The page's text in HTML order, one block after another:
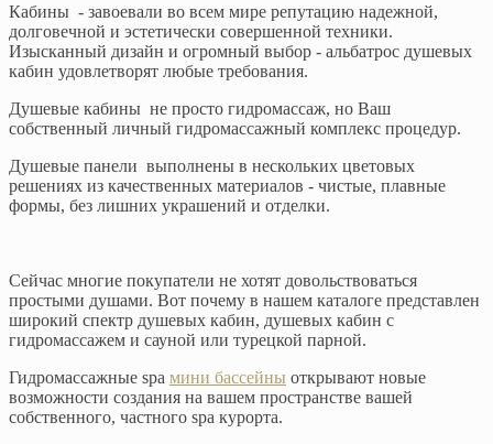
Кабины - завоевали во всем мире репутацию надежной,
долговечной и эстетически совершенной техники.
Изысканный дизайн и огромный выбор - альбатрос душевых
кабин удовлетворят любые требования.
Душевые кабины не просто гидромассаж, но Ваш
собственный личный гидромассажный комплекс процедур.
Душевые панели выполнены в нескольких цветовых
решениях из качественных материалов - чистые, плавные
формы, без лишних украшений и отделки.
Сейчас многие покупатели не хотят довольствоваться
простыми душами. Вот почему в нашем каталоге представлен
широкий спектр душевых кабин, душевых кабин с
гидромассажем и сауной или турецкой парной.
Гидромассажные spa мини бассейны открывают новые
возможности создания на вашем пространстве вашей
собственного, частного spa курорта.